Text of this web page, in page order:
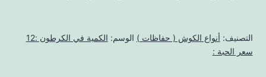
التصنيف: أنواع الكوش ( حفاظات ) الوسم:
الكمية في الكرطون :12
سعر الحبة :